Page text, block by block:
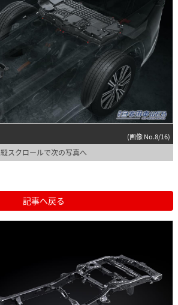
(画像 No.8/16)
縦スクロールで次の写真へ
記事へ戻る